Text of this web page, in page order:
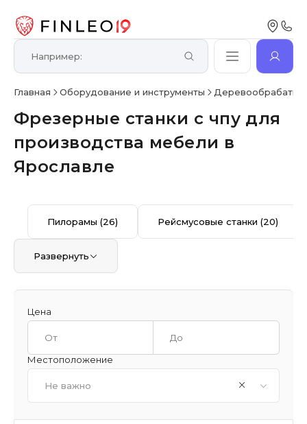
Главная Оборудование и инструменты
Фрезерные станки с чпу для
производства мебели в
Ярославле
Пилорамы(26) Рейсмусовые станки(20)
Развернуть
Цена
Местоположение
Не важно